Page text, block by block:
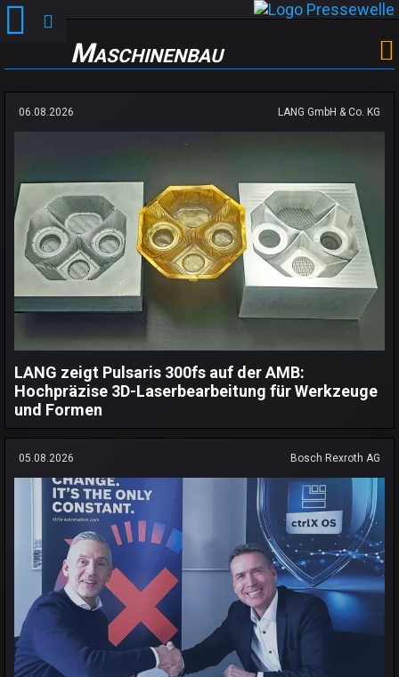
Maschinenbau
06.08.2026 LANG GmbH & Co. KG
LANG zeigt Pulsaris 300fs auf der AMB:
Hochpräzise 3D-Laserbearbeitung für Werkzeuge
und Formen
05.08.2026 Bosch Rexroth AG